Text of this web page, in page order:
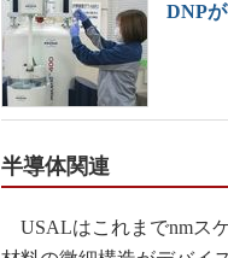
DNP
半導体関連
USALはこれまでnmス